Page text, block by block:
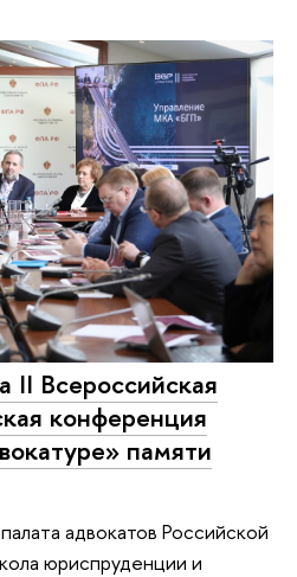
Всероссийская
конференция
памяти
адвокатов Российской
юриспруденции и